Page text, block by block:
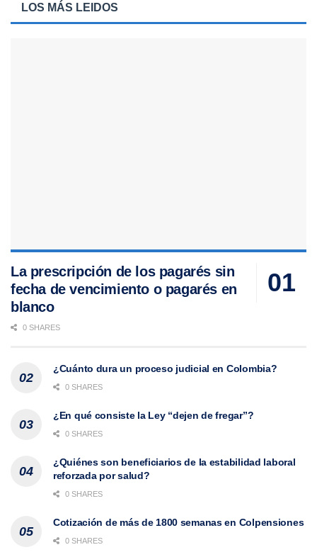
LOS MÁS LEIDOS
La prescripción de los pagarés sin
fecha de vencimiento o pagarés en
blanco
0 SHARES
¿Cuánto dura un proceso judicial en Colombia?
0 SHARES
¿En qué consiste la Ley “dejen de fregar”?
0 SHARES
¿Quiénes son beneficiarios de la estabilidad laboral
reforzada por salud?
0 SHARES
Cotización de más de 1800 semanas en Colpensiones
0 SHARES